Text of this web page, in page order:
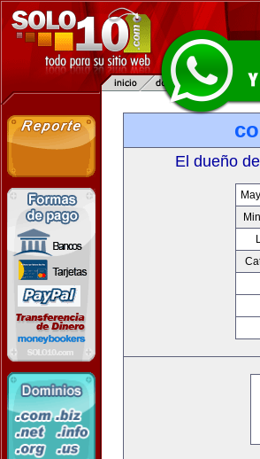
El dueño